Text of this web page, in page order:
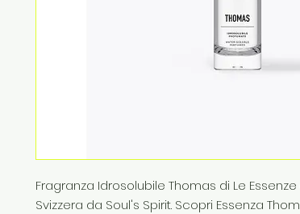
Fragranza Idrosolubile Thomas di Le
Svizzera da Soul's Spirit. Scopri Essenza